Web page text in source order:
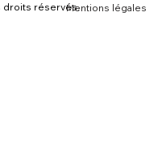
droits réservés.Mentions légales